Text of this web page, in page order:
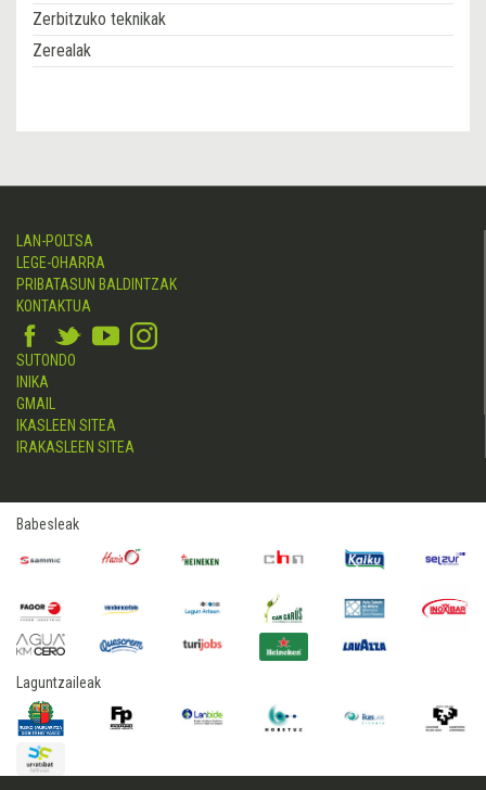
Zerbitzuko teknikak
Zerealak
LAN-POLTSA
LEGE-OHARRA
PRIBATASUN BALDINTZAK
KONTAKTUA
SUTONDO
INIKA
GMAIL
IKASLEEN SITEA
IRAKASLEEN SITEA
Babesleak
Laguntzaileak